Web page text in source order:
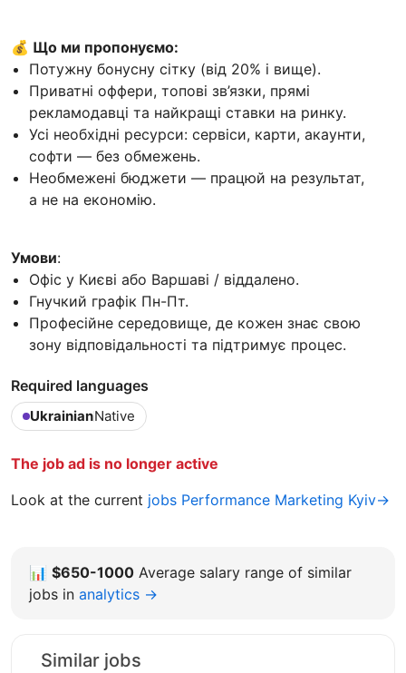
💰 Що ми пропонуємо:
Потужну бонусну сітку (від 20% і вище).
Приватні оффери, топові зв’язки, прямі
рекламодавці та найкращі ставки на ринку.
Усі необхідні ресурси: сервіси, карти, акаунти,
софти — без обмежень.
Необмежені бюджети — працюй на результат,
а не на економію.
Умови:
Офіс у Києві або Варшаві / віддалено.
Гнучкий графік Пн-Пт.
Професійне середовище, де кожен знає свою
зону відповідальності та підтримує процес.
Required languages
UkrainianNative
The job ad is no longer active
Look at the current jobs Performance Marketing Kyiv→
📊 $650-1000 Average salary range of similar
jobs in analytics →
Similar jobs